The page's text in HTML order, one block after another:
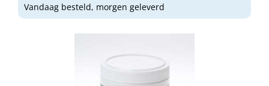
Vandaag besteld, morgen geleverd